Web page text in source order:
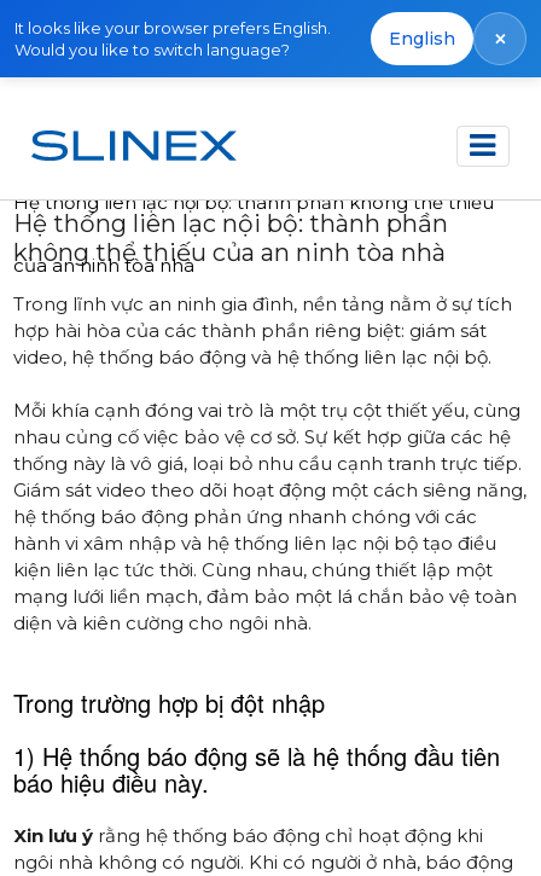
It looks like your browser prefers English.
Would you like to switch language?
English ×
Trang chủ Bài viết
Hệ thống liên lạc nội bộ: thành phần không thể thiếu
của an ninh tòa nhà
Hệ thống liên lạc nội bộ: thành phần
không thể thiếu của an ninh tòa nhà
Trong lĩnh vực an ninh gia đình, nền tảng nằm ở sự tích
hợp hài hòa của các thành phần riêng biệt: giám sát
video, hệ thống báo động và hệ thống liên lạc nội bộ.
Mỗi khía cạnh đóng vai trò là một trụ cột thiết yếu, cùng
nhau củng cố việc bảo vệ cơ sở. Sự kết hợp giữa các hệ
thống này là vô giá, loại bỏ nhu cầu cạnh tranh trực tiếp.
Giám sát video theo dõi hoạt động một cách siêng năng,
hệ thống báo động phản ứng nhanh chóng với các
hành vi xâm nhập và hệ thống liên lạc nội bộ tạo điều
kiện liên lạc tức thời. Cùng nhau, chúng thiết lập một
mạng lưới liền mạch, đảm bảo một lá chắn bảo vệ toàn
diện và kiên cường cho ngôi nhà.
Trong trường hợp bị đột nhập
1) Hệ thống báo động sẽ là hệ thống đầu tiên
báo hiệu điều này.
Xin lưu ý rằng hệ thống báo động chỉ hoạt động khi
ngôi nhà không có người. Khi có người ở nhà, báo động